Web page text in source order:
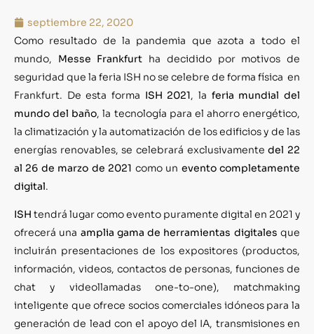
septiembre 22, 2020
Como resultado de la pandemia que azota a todo el
mundo, Messe Frankfurt ha decidido por motivos de
seguridad que la feria ISH no se celebre de forma física en
Frankfurt. De esta forma ISH 2021, la feria mundial del
mundo del baño, la tecnología para el ahorro energético,
la climatización y la automatización de los edificios y de las
energías renovables, se celebrará exclusivamentedel 22
al 26 de marzo de 2021 como un evento completamente
digital.
ISH tendrá lugar como evento puramente digital en 2021 y
ofrecerá una amplia gama de herramientas digitales que
incluirán presentaciones de los expositores (productos,
información, videos, contactos de personas, funciones de
chat y videollamadas one-to-one), matchmaking
inteligente que ofrece socios comerciales idóneos para la
generación de lead con el apoyo del IA, transmisiones en